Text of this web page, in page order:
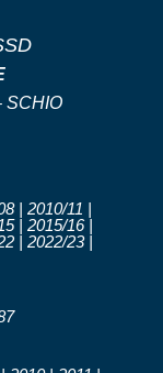
SCHIO
| 2010/11 |
| 2015/16 |
| 2022/23 |